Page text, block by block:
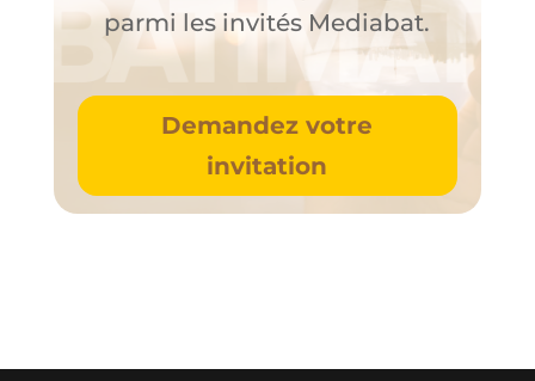
parmi les invités Mediabat.
Demandez votre
invitation